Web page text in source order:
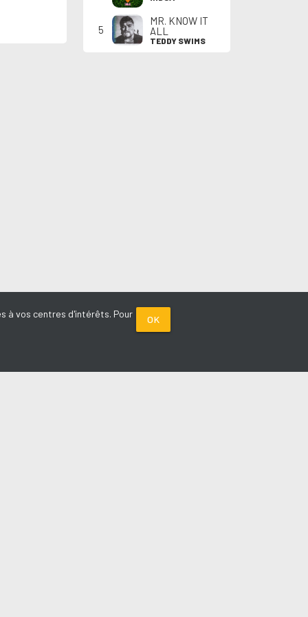
5
MR. KNOW IT
ALL
TEDDY SWIMS
à vos centres d'intérêts. Pour
OK